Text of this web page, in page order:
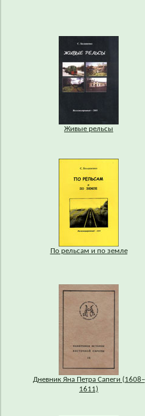
Живые рельсы
По рельсам и по земле
Дневник Яна Петра Сапеги (1608–
1611)